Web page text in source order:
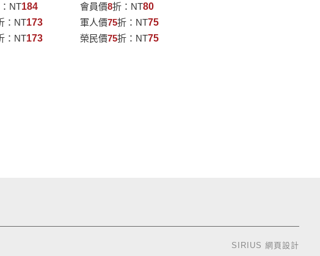
NT184
： NT173
： NT173
會員價8折： NT80
軍人價75折： NT75
榮民價75折： NT75
SIRIUS 網頁設計